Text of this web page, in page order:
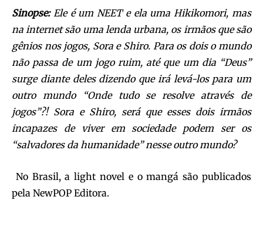
Sinopse: Ele é um NEET e ela uma Hikikomori, mas
na internet são uma lenda urbana, os irmãos que são
gênios nos jogos, Sora e Shiro. Para os dois o mundo
não passa de um jogo ruim, até que um dia “Deus”
surge diante deles dizendo que irá levá-los para um
outro mundo “Onde tudo se resolve através de
jogos”?! Sora e Shiro, será que esses dois irmãos
incapazes de viver em sociedade podem ser os
“salvadores da humanidade” nesse outro mundo?
No Brasil, a light novel e o mangá são publicados
pela NewPOP Editora.